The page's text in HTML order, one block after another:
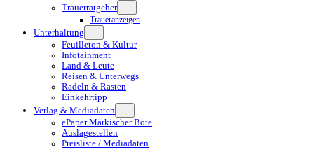
Trauerratgeber
Traueranzeigen
Unterhaltung
Feuilleton & Kultur
Infotainment
Land & Leute
Reisen & Unterwegs
Radeln & Rasten
Einkehrtipp
Verlag & Mediadaten
ePaper Märkischer Bote
Auslagestellen
Preisliste / Mediadaten